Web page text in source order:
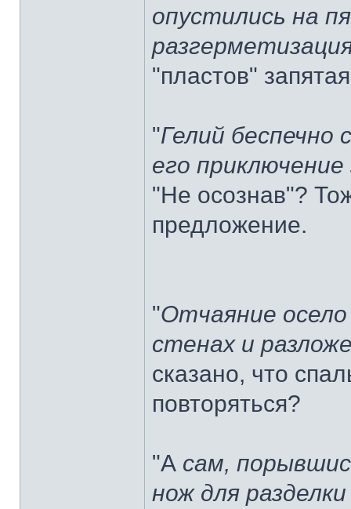
опустились на
"пластов"
"Гелий беспечно
его
"Не осознав"?
предложение.
"Отчаяние
стенах и
сказано, что
повторяться?
"А сам,
нож для